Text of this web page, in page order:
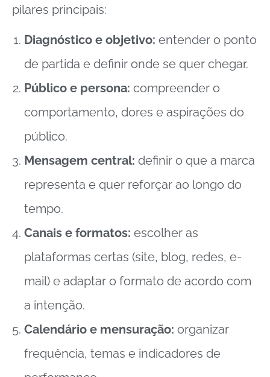
pilares principais:
Diagnóstico e objetivo: entender o ponto
de partida e definir onde se quer chegar.
Público e persona: compreender o
comportamento, dores e aspirações do
público.
Mensagem central: definir o que a marca
representa e quer reforçar ao longo do
tempo.
Canais e formatos: escolher as
plataformas certas (site, blog, redes, e-
mail) e adaptar o formato de acordo com
a intenção.
Calendário e mensuração: organizar
frequência, temas e indicadores de